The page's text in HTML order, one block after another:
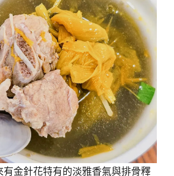
金針花特有的淡雅香氣與排骨釋